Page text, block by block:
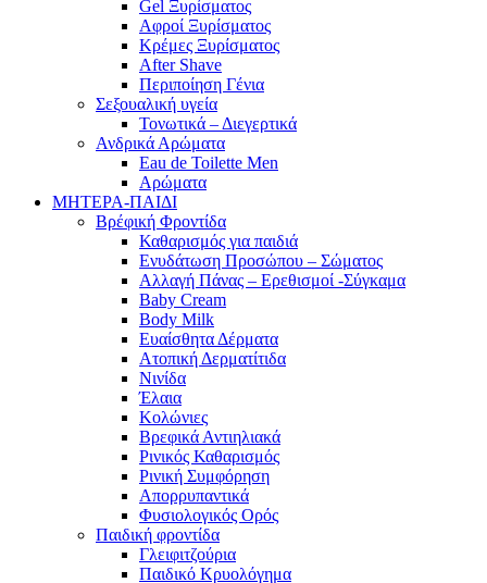
Gel Ξυρίσματος
Αφροί Ξυρίσματος
Κρέμες Ξυρίσματος
After Shave
Περιποίηση Γένια
Σεξουαλική υγεία
Τονωτικά – Διεγερτικά
Ανδρικά Αρώματα
Eau de Toilette Men
Αρώματα
ΜΗΤΕΡΑ-ΠΑΙΔΙ
Βρέφική Φροντίδα
Καθαρισμός για παιδιά
Ενυδάτωση Προσώπου – Σώματος
Αλλαγή Πάνας – Ερεθισμοί -Σύγκαμα
Baby Cream
Body Milk
Ευαίσθητα Δέρματα
Ατοπική Δερματίτιδα
Νινίδα
Έλαια
Κολώνιες
Βρεφικά Αντιηλιακά
Ρινικός Καθαρισμός
Ρινική Συμφόρηση
Απορρυπαντικά
Φυσιολογικός Ορός
Παιδική φροντίδα
Γλειφιτζούρια
Παιδικό Κρυολόγημα